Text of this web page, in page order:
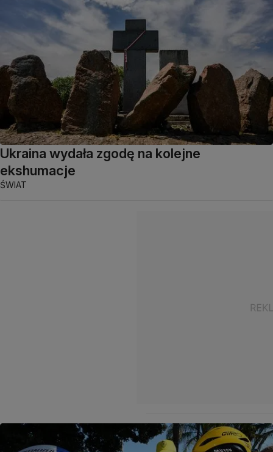
Ukraina wydała zgodę na kolejne
ekshumacje
ŚWIAT